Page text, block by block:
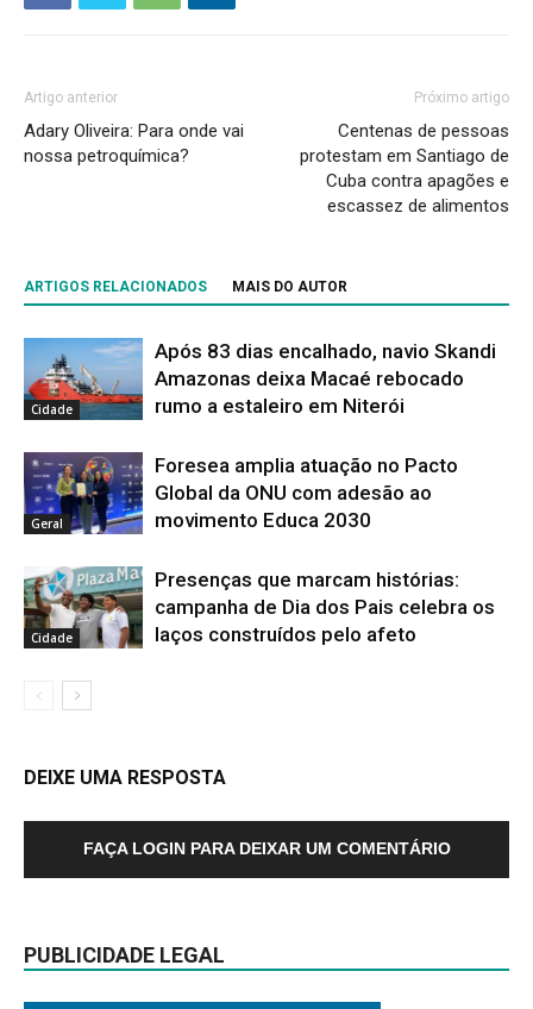
Artigo anterior
Adary Oliveira: Para onde vai
nossa petroquímica?
Próximo artigo
Centenas de pessoas
protestam em Santiago de
Cuba contra apagões e
escassez de alimentos
ARTIGOS RELACIONADOS MAIS DO AUTOR
Cidade
Após 83 dias encalhado, navio Skandi
Amazonas deixa Macaé rebocado
rumo a estaleiro em Niterói
Geral
Foresea amplia atuação no Pacto
Global da ONU com adesão ao
movimento Educa 2030
Cidade
Presenças que marcam histórias:
campanha de Dia dos Pais celebra os
laços construídos pelo afeto
DEIXE UMA RESPOSTA
FAÇA LOGIN PARA DEIXAR UM COMENTÁRIO
PUBLICIDADE LEGAL